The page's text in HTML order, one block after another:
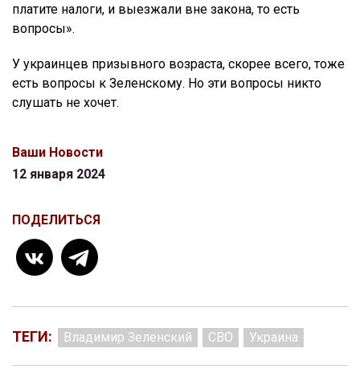
платите налоги, и выезжали вне закона, то есть
вопросы».
У украинцев призывного возраста, скорее всего, тоже
есть вопросы к Зеленскому. Но эти вопросы никто
слушать не хочет.
Ваши Новости
12 января 2024
ПОДЕЛИТЬСЯ
ТЕГИ: Владимир Зеленский СВО Украина